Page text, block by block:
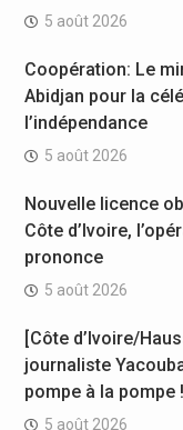
5 août 2026
Coopération: Le
Abidjan pour la
l’indépendance
5 août 2026
Nouvelle licence
Côte d’Ivoire,
prononce
5 août 2026
[Côte d’Ivoire/
journaliste
pompe à la pompe
5 août 2026